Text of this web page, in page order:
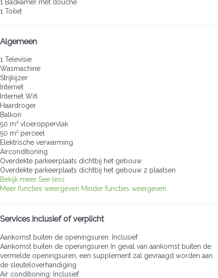
1 Badkamer met douche
1 Toilet
Algemeen
1 Televisie
Wasmachine
Strijkijzer
Internet
Internet Wifi
Haardroger
Balkon
50 m² vloeroppervlak
50 m² perceel
Elektrische verwarming
Airconditioning
Overdekte parkeerplaats dichtbij het gebouw
Overdekte parkeerplaats dichtbij het gebouw 2 plaatsen
Bekijk meer See less
Meer functies weergeven Minder functies weergeven
Services inclusief of verplicht
Aankomst buiten de openingsuren: Inclusief
Aankomst buiten de openingsuren In geval van aankomst buiten de
vermelde openingsuren, een supplement zal gevraagd worden aan
de sleuteloverhandiging
Air conditioning: Inclusief